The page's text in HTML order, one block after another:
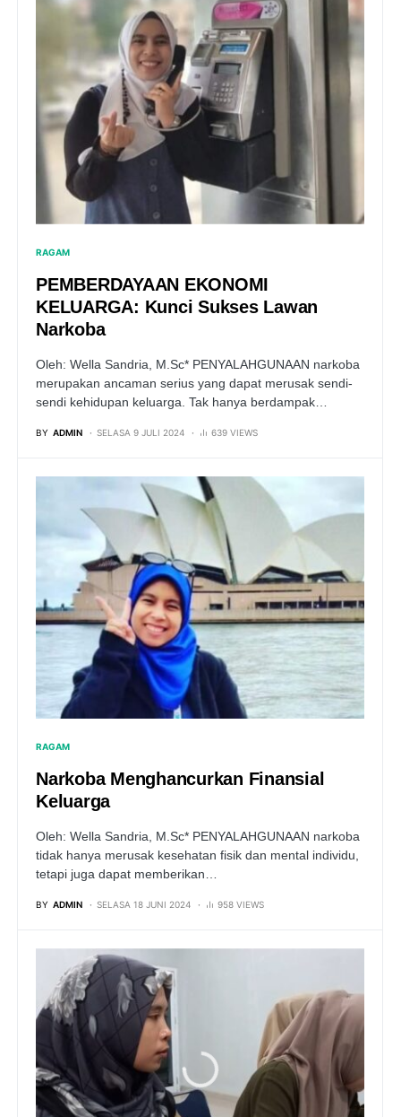
RAGAM
PEMBERDAYAAN EKONOMI
KELUARGA: Kunci Sukses Lawan
Narkoba
Oleh: Wella Sandria, M.Sc* PENYALAHGUNAAN narkoba
merupakan ancaman serius yang dapat merusak sendi-
sendi kehidupan keluarga. Tak hanya berdampak…
BY ADMIN SELASA 9 JULI 2024 639 VIEWS
RAGAM
Narkoba Menghancurkan Finansial
Keluarga
Oleh: Wella Sandria, M.Sc* PENYALAHGUNAAN narkoba
tidak hanya merusak kesehatan fisik dan mental individu,
tetapi juga dapat memberikan…
BY ADMIN SELASA 18 JUNI 2024 958 VIEWS